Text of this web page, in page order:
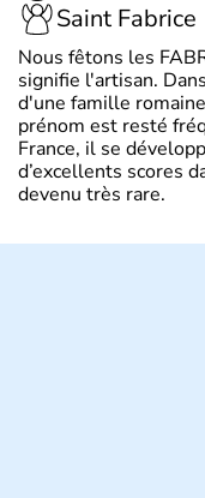
Saint Fabrice
Nous fêtons les
signifie l'artisan.
d'une famille
prénom est resté
France, il se
d’excellents scores
devenu très rare.